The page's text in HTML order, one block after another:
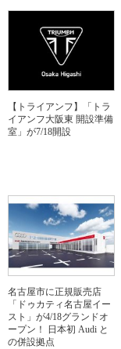
【トライアンフ】「トラ
イアンフ大阪東 開設準備
室」が7/18開設
名古屋市に正規販売店
「ドゥカティ名古屋イー
スト」が4/18グランドオ
ープン！ 日本初 Audi と
の併設拠点